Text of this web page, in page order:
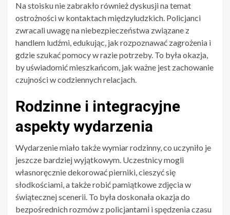
Na stoisku nie zabrakło również dyskusji na temat
ostrożności w kontaktach międzyludzkich. Policjanci
zwracali uwagę na niebezpieczeństwa związane z
handlem ludźmi, edukując, jak rozpoznawać zagrożenia i
gdzie szukać pomocy w razie potrzeby. To była okazja,
by uświadomić mieszkańcom, jak ważne jest zachowanie
czujności w codziennych relacjach.
Rodzinne i integracyjne
aspekty wydarzenia
Wydarzenie miało także wymiar rodzinny, co uczyniło je
jeszcze bardziej wyjątkowym. Uczestnicy mogli
własnoręcznie dekorować pierniki, cieszyć się
słodkościami, a także robić pamiątkowe zdjęcia w
świątecznej scenerii. To była doskonała okazja do
bezpośrednich rozmów z policjantami i spędzenia czasu